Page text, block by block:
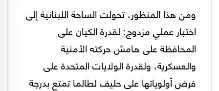
ومن هذا المنظور، تحولت الساحة اللبنانية إلى
اختبار عملي مزدوج: لقدرة الكيان على
المحافظة على هامش حركته الأمنية
والعسكرية، ولقدرة الولايات المتحدة على
فرض أولوياتها على حليف لطالما تمتع بدرجة